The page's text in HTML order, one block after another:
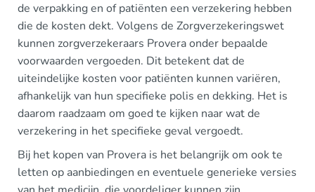
de verpakking en of patiënten een verzekering hebben
die de kosten dekt. Volgens de Zorgverzekeringswet
kunnen zorgverzekeraars Provera onder bepaalde
voorwaarden vergoeden. Dit betekent dat de
uiteindelijke kosten voor patiënten kunnen variëren,
afhankelijk van hun specifieke polis en dekking. Het is
daarom raadzaam om goed te kijken naar wat de
verzekering in het specifieke geval vergoedt.
Bij het kopen van Provera is het belangrijk om ook te
letten op aanbiedingen en eventuele generieke versies